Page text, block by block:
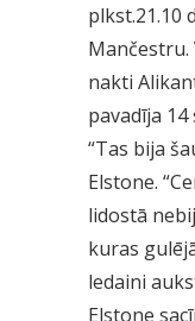
plkst.21.10
Mančestru.
nakti
pavadīja 14
“Tas bija
Elstone.
lidostā
kuras
ledaini
Elstone